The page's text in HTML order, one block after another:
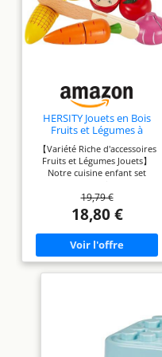
qu'ils ne basculent et ne
causent des blessures
HERSITY Jouets en Bois
Fruits et Légumes à
Découper Cuisine Enfant
18 Mois+
【Variété Riche d'accessoires
Fruits et Légumes Jouets】
Notre cuisine enfant set
poire, banane, citron) et 4
légumes (carotte, maïs,
poivron vert, oignon), 1
couteau et 1 boîte de
rangement (18 x 4,3 x 12,5cm).
【Enfants Jeu d'imitation Jeux
Amusants】Les jouets en bois
fera un bruit de « croque »
lorsqu'il coupera les fruits et
légumes, le ruban adhésif peut
être collé plusieurs fois, il est
19,79 €
18,80 €